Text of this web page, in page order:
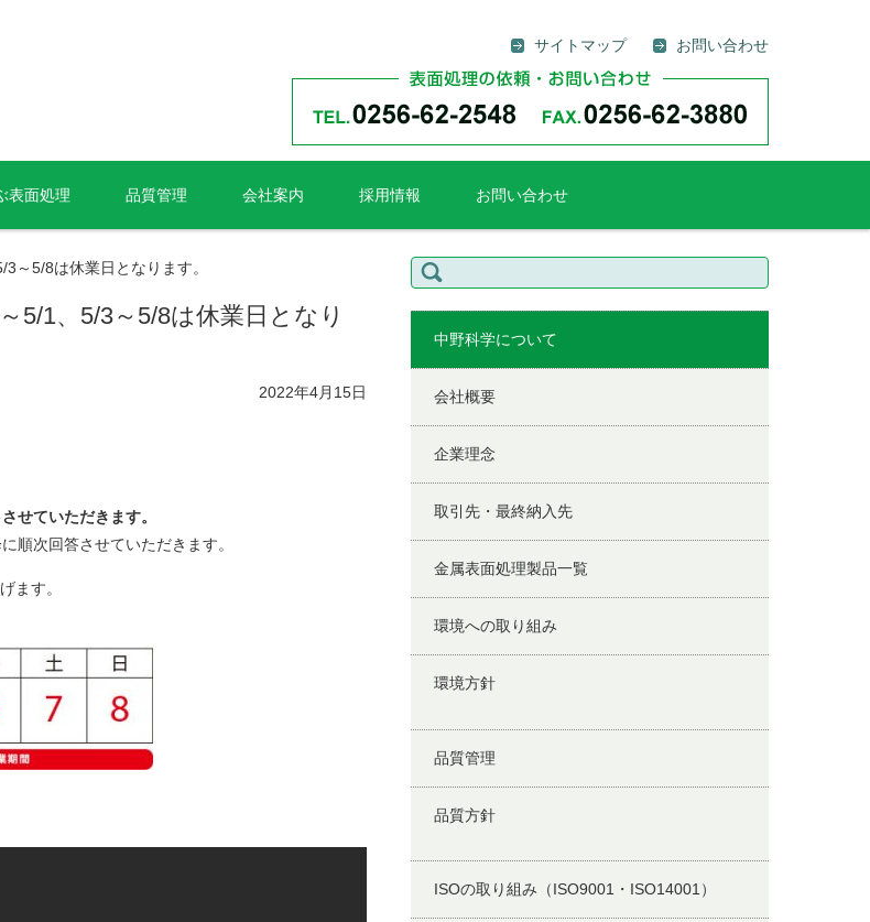
サイトマップ
お問い合わせ
表面処理 品質管理 会社案内 採用情報 お問い合わせ
5/8は休業日となります。
1、5/3～5/8は休業日となり
2022年4月15日
せていただきます。
順次回答させていただきます。
ます。
検
索:
中野科学について
会社概要
企業理念
取引先・最終納入先
金属表面処理製品一覧
環境への取り組み
環境方針
品質管理
品質方針
ISOの取り組み（ISO9001・ISO14001）